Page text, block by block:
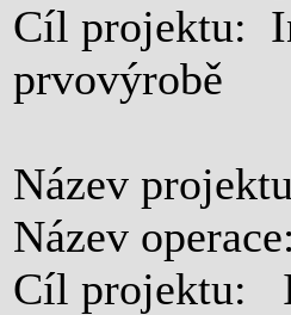
Cíl projektu:
prvovýrobě
Název
Název
Cíl projektu: